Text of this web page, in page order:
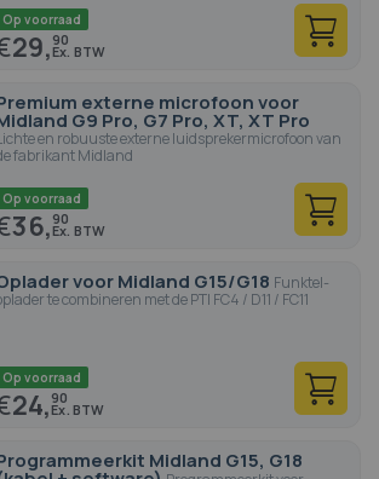
Op voorraad
29,90
externe microfoon voor
G9 Pro, G7 Pro, XT, XT Pro
en robuuste externe luidsprekermicrofoon van
fabrikant Midland
Op voorraad
36,90
voor Midland G15/G18 Funktel-
te combineren met de PTI FC4 / D11 / FC11
Op voorraad
24,90
Midland G15, G18